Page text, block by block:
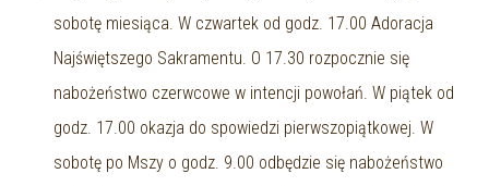
sobotę miesiąca. W czwartek od godz. 17.00 Adoracja
Najświętszego Sakramentu. O 17.30 rozpocznie się
nabożeństwo czerwcowe w intencji powołań. W piątek od
godz. 17.00 okazja do spowiedzi pierwszopiątkowej. W
sobotę po Mszy o godz. 9.00 odbędzie się nabożeństwo